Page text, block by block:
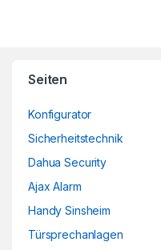
Seiten
Konfigurator
Sicherheitstechnik
Dahua Security
Ajax Alarm
Handy Sinsheim
Türsprechanlagen